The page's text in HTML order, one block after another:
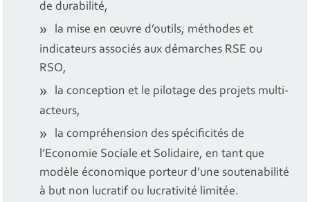
de durabilité,
la mise en œuvre d’outils, méthodes et
indicateurs associés aux démarches RSE ou
RSO,
la conception et le pilotage des projets multi-
acteurs,
la compréhension des spécificités de
l’Economie Sociale et Solidaire, en tant que
modèle économique porteur d’une soutenabilité
à but non lucratif ou lucrativité limitée.